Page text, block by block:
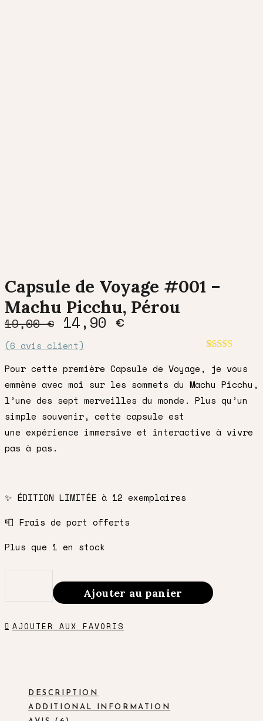
Capsule de Voyage #001 –
Machu Picchu, Pérou
19,00€ Le
prix
initial
était :
19,00 €.
14,90 €Le
est :
14,90 €.
sur 5 basé
sur
notations
(6 avis client)
Pour cette première Capsule de Voyage, je vous
emmène avec moi sur les sommets du Machu Picchu,
l’une des sept merveilles du monde. Plus qu’un
simple souvenir, cette capsule est
une expérience immersive et interactive à vivre
pas à pas.
✨ ÉDITION LIMITÉE à 12 exemplaires
📮 Frais de port offerts
Plus que 1 en stock
Capsule
Machu
Ajouter au panier
AJOUTER AUX FAVORIS
DESCRIPTION
ADDITIONAL INFORMATION